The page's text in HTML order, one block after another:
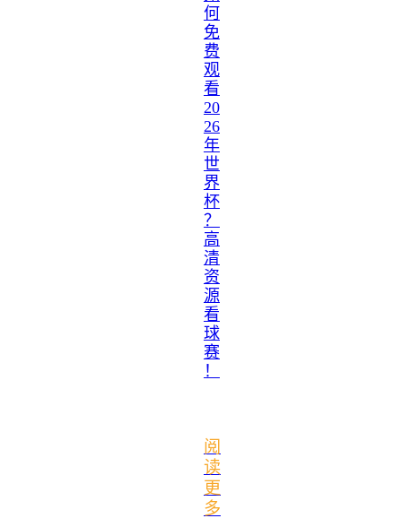
何
免
费
观
看
20
26
年
世
界
杯
？
高
清
资
源
看
球
赛
！
阅
读
更
多